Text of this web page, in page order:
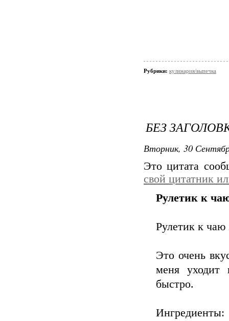
Рубрики: кулинария/выпечка
БЕЗ
Вторник, 30
Это цитата
свой цитатник
Рулетик к
Рулетик к чаю
Это очень
меня уходит
быстро.
Ингредиенты: